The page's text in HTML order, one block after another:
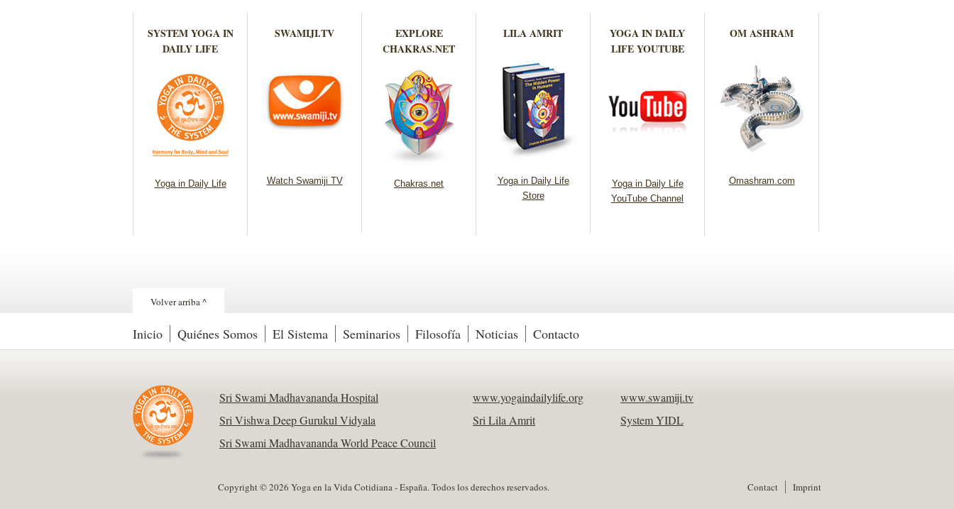
SYSTEM YOGA IN
DAILY LIFE
Yoga in Daily Life
SWAMIJI.TV
Watch Swamiji TV
EXPLORE
CHAKRAS.NET
Chakras.net
LILA AMRIT
Yoga in Daily Life
Store
YOGA IN DAILY
LIFE YOUTUBE
Yoga in Daily Life
YouTube Channel
OM ASHRAM
Omashram.com
Volver arriba ^
Inicio Quiénes Somos El Sistema Seminarios Filosofía Noticias Contacto
Sri Swami Madhavananda Hospital www.yogaindailylife.org
www.swamiji.tv
Sri Vishwa Deep Gurukul Vidyala
Sri Lila Amrit
System YIDL
Sri Swami Madhavananda World Peace Council
Contact Imprint
Copyright © 2026 Yoga en la Vida Cotidiana - España. Todos los derechos reservados.